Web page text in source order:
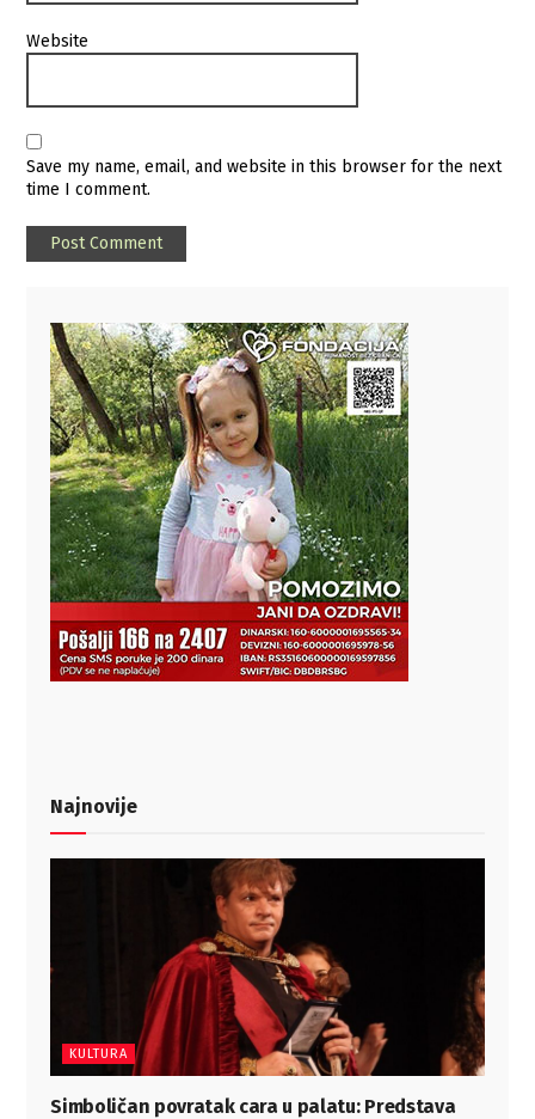
Website
Save my name, email, and website in this browser for the next
time I comment.
Najnovije
KULTURA
Simboličan povratak cara u palatu: Predstava